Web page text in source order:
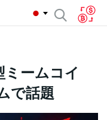
ームコイ
で話題